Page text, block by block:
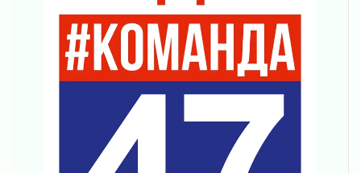
Без риска для здоровья и кошелька
04 августа 2026
Важная информация
04 августа 2026
Что делать со сбережениями
Награды нашли строителей
03 августа 2026